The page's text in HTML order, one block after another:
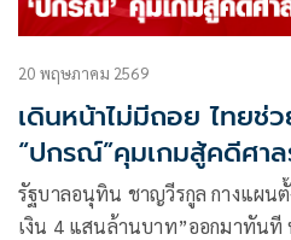
20 พฤษภาคม 2569
เดินหน้าไม่มีถอย ไทยช่
“ปกรณ์”คุมเกมสู้คดีศาล
รัฐบาลอนุทิน ชาญวีรกูล กางแผน
เงิน 4 แสนล้านบาท”ออกมาทัน